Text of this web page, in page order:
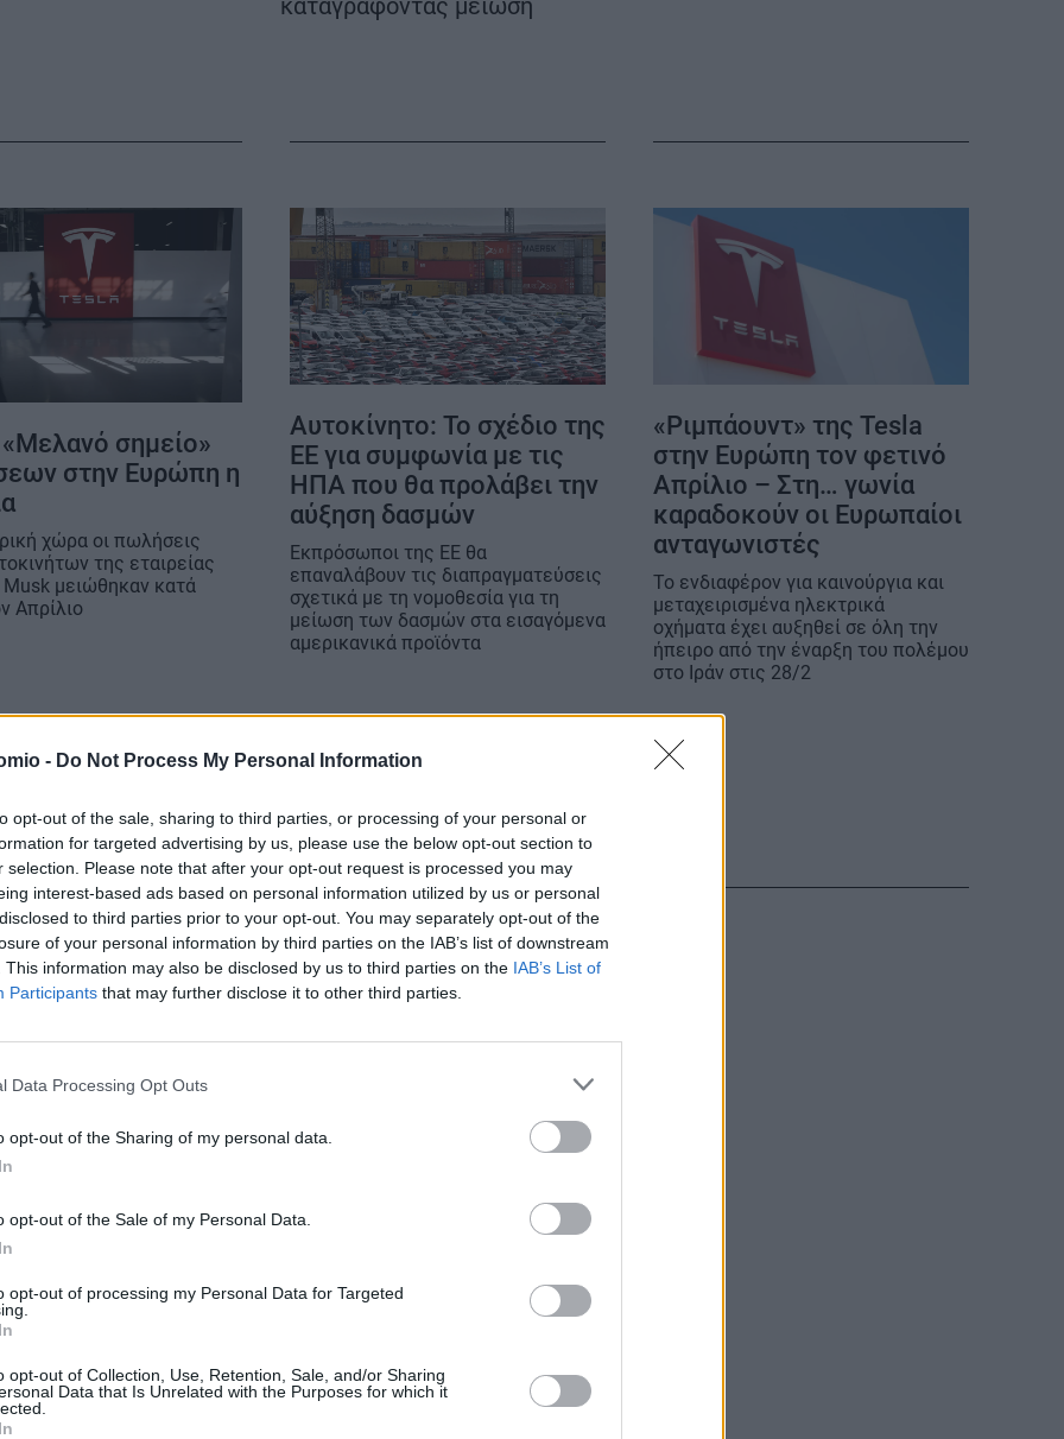
- Do Not Process My Personal Information
opt-out of the sale, sharing to third parties, or processing of your personal or
for targeted advertising by us, please use the below opt-out section to
selection. Please note that after your opt-out request is processed you may
interest-based ads based on personal information utilized by us or personal
to third parties prior to your opt-out. You may separately opt-out of the
of your personal information by third parties on the IAB’s list of downstream
This information may also be disclosed by us to third parties on the IAB’s List of
Participants that may further disclose it to other third parties.
Data Processing Opt Outs
opt-out of the Sharing of my personal data.
opt-out of the Sale of my Personal Data.
opt-out of processing my Personal Data for Targeted
opt-out of Collection, Use, Retention, Sale, and/or Sharing
Data that Is Unrelated with the Purposes for which it
ΟΡΟΙ ΧΡΗΣΗΣ ΕΠΙΚΟΙΝΩΝΙΑ ΤΑΥΤΟΤΗΤΑ
σημείο»
στην Ευρώπη η
χώρα οι πωλήσεις
της εταιρείας
Musk μειώθηκαν κατά
Απρίλιο
Αυτοκίνητο: Το σχέδιο της
ΕΕ για συμφωνία με τις
ΗΠΑ που θα προλάβει την
αύξηση δασμών
Εκπρόσωποι της ΕΕ θα
επαναλάβουν τις διαπραγματεύσεις
σχετικά με τη νομοθεσία για τη
μείωση των δασμών στα εισαγόμενα
αμερικανικά προϊόντα
«Ριμπάουντ» της Tesla
στην Ευρώπη τον φετινό
Απρίλιο – Στη… γωνία
καραδοκούν οι Ευρωπαίοι
ανταγωνιστές
Το ενδιαφέρον για καινούργια και
μεταχειρισμένα ηλεκτρικά
οχήματα έχει αυξηθεί σε όλη την
ήπειρο από την έναρξη του πολέμου
στο Ιράν στις 28/2
Αύξηση
πωλήσεων
1,4 εκατ.
το α’ φετινό
μοχλός ανάπτυξης,
17% και 379.000